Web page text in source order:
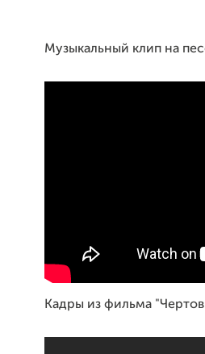
Музыкальный клип на
Кадры из фильма